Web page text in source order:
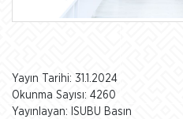
Yayın Tarihi: 31.1.2024
Okunma Sayısı: 4260
Yayınlayan: ISUBU Basın